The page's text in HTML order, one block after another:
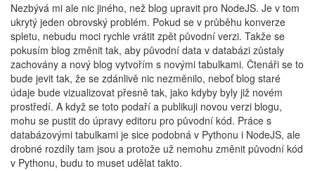
Nezbývá mi ale nic jiného, než blog upravit pro NodeJS. Je v tom
ukrytý jeden obrovský problém. Pokud se v průběhu konverze
spletu, nebudu moci rychle vrátit zpět původní verzi. Takže se
pokusím blog změnit tak, aby původní data v databázi zůstaly
zachovány a nový blog vytvořím s novými tabulkami. Čtenáři se to
bude jevit tak, že se zdánlivě nic nezměnilo, neboť blog staré
údaje bude vizualizovat přesně tak, jako kdyby byly již novém
prostředí. A když se toto podaří a publikuji novou verzi blogu,
mohu se pustit do úpravy editoru pro původní kód. Práce s
databázovými tabulkami je sice podobná v Pythonu i NodeJS, ale
drobné rozdíly tam jsou a protože už nemohu změnit původní kód
v Pythonu, budu to muset udělat takto.